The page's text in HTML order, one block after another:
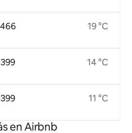
19 °C
14 °C
11 °C
en Airbnb